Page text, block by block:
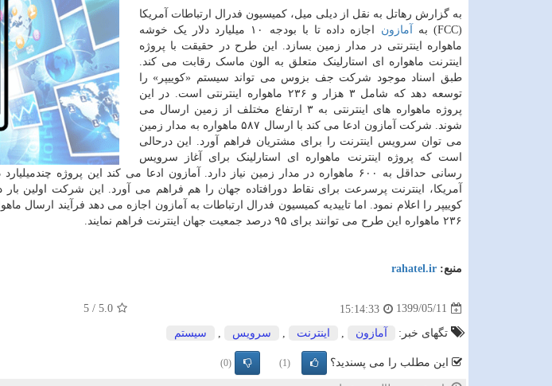
به گزارش رهاتل به نقل از دیلی میل، کمیسیون فدرال ارتباطات آمریکا
(FCC) به
آمازون
اجازه داده تا با بودجه ۱۰ میلیارد دلار یک خوشه
ماهواره اینترنتی در مدار زمین بسازد. این طرح در حقیقت با پروژه
اینترنت ماهواره ای استارلینک متعلق به الون ماسک رقابت می کند.
طبق اسناد موجود شرکت جف بزوس می تواند سیستم «کوییپر» را
توسعه دهد که شامل ۳ هزار و ۲۳۶ ماهواره اینترنتی است. در این
پروژه ماهواره های اینترنتی به ۳ ارتفاع مختلف از زمین ارسال می
شوند. شرکت آمازون ادعا می کند با ارسال ۵۸۷ ماهواره به مدار زمین
می توان سرویس اینترنت را برای مشتریان فراهم آورد. این درحالی
است که پروژه اینترنت ماهواره ای استارلینک برای آغاز سرویس
رسانی حداقل به ۶۰۰ ماهواره در مدار زمین نیاز دارد. آمازون ادعا می کند این پروژه
۲۳۶ ماهواره این طرح می توانند برای ۹۵ درصد جمعیت جهان اینترنت فراهم نمایند.
منبع: rahatel.ir
1399/05/11
15:14:33
5.0
/
5
تگهای خبر: آمازون اینترنت سرویس سیستم
این مطلب را می پسندید؟ (1)
(0)